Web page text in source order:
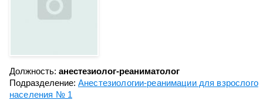
Должность: анестезиолог-реаниматолог
Подразделение: Анестезиологии-реанимации для взрослого
населения № 1